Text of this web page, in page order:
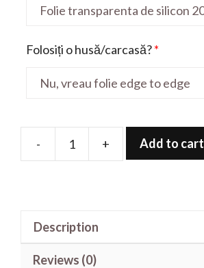
Folosiți o husă/carcasă?*
-
Folie
+ Add to cart
Description
Reviews (0)